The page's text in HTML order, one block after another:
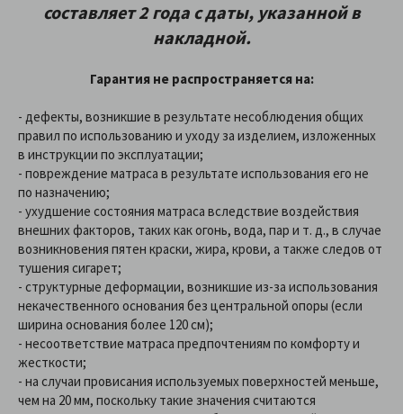
составляет 2 года с даты, указанной в
накладной.
Гарантия не распространяется на:
- дефекты, возникшие в результате несоблюдения общих
правил по использованию и уходу за изделием, изложенных
в инструкции по эксплуатации;
- повреждение матраса в результате использования его не
по назначению;
- ухудшение состояния матраса вследствие воздействия
внешних факторов, таких как огонь, вода, пар и т. д., в случае
возникновения пятен краски, жира, крови, а также следов от
тушения сигарет;
- структурные деформации, возникшие из-за использования
некачественного основания без центральной опоры (если
ширина основания более 120 см);
- несоответствие матраса предпочтениям по комфорту и
жесткости;
- на случаи провисания используемых поверхностей меньше,
чем на 20 мм, поскольку такие значения считаются